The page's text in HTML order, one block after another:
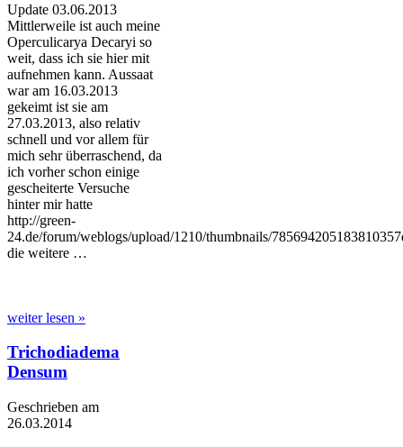
Update 03.06.2013
Mittlerweile ist auch meine
Operculicarya Decaryi so
weit, dass ich sie hier mit
aufnehmen kann. Aussaat
war am 16.03.2013
gekeimt ist sie am
27.03.2013, also relativ
schnell und vor allem für
mich sehr überraschend, da
ich vorher schon einige
gescheiterte Versuche
hinter mir hatte
http://green-
24.de/forum/weblogs/upload/1210/thumbnails/
die weitere …
weiter lesen »
Trichodiadema
Densum
Geschrieben am
26.03.2014